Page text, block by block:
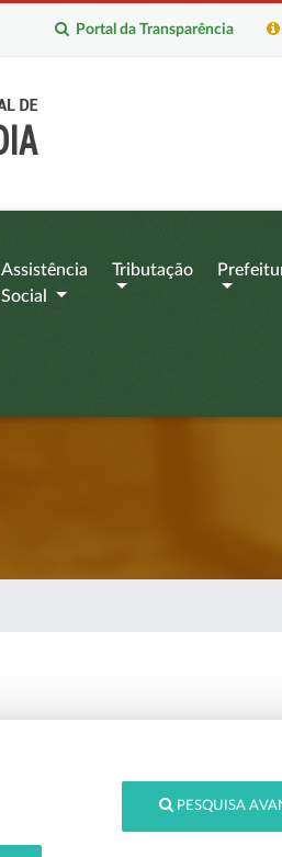
Portal da Transparência
Assistência
Social
Tributação
PESQUISA